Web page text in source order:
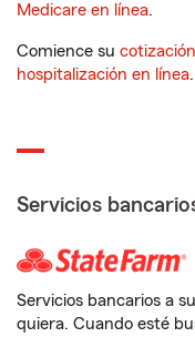
Medicare en línea.
Comience su
hospitalización en línea.
Servicios
Servicios bancarios a
quiera. Cuando esté